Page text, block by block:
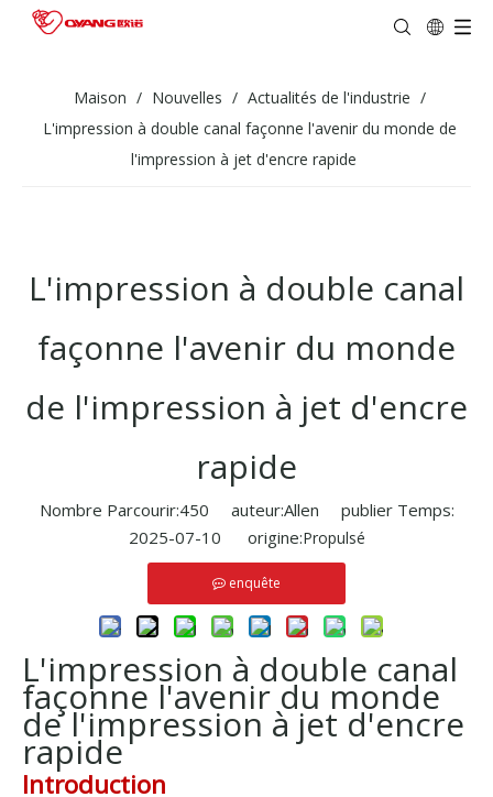
Maison / Nouvelles / Actualités de l'industrie /
L'impression à double canal façonne l'avenir du monde de
l'impression à jet d'encre rapide
L'impression à double canal
façonne l'avenir du monde
de l'impression à jet d'encre
rapide
Nombre Parcourir:450 auteur:Allen publier Temps:
2025-07-10 origine:Propulsé
enquête
L'impression à double canal
façonne l'avenir du monde
de l'impression à jet d'encre
rapide
Introduction